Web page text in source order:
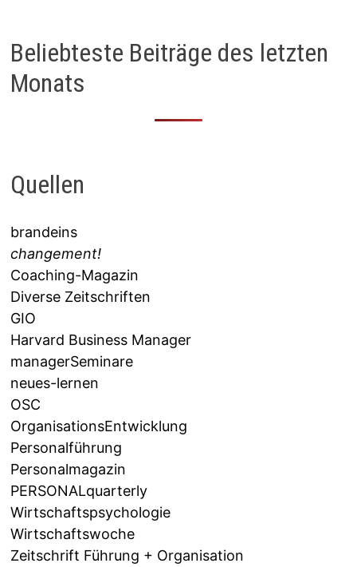
Beliebteste Beiträge des letzten
Monats
Quellen
brandeins
changement!
Coaching-Magazin
Diverse Zeitschriften
GIO
Harvard Business Manager
managerSeminare
neues-lernen
OSC
OrganisationsEntwicklung
Personalführung
Personalmagazin
PERSONALquarterly
Wirtschaftspsychologie
Wirtschaftswoche
Zeitschrift Führung + Organisation